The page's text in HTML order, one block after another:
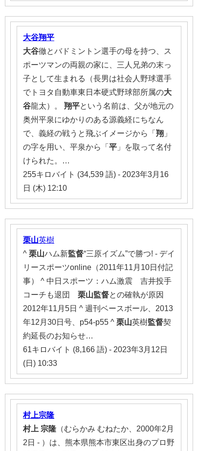
大谷翔平
大谷徹とバドミントン選手の母を持つ、ス
ポーツマンの両親の家に、三人兄弟の末っ
子として生まれる（長男は社会人野球選手
でトヨタ自動車東日本硬式野球部所属の大
谷龍太）。 翔平という名前は、父が地元の
奥州平泉にゆかりのある源義経にちなん
で、義経の戦うと飛ぶイメージから「 翔 」
の字を用い、平泉から「 平 」を取って名付
けられた。…
255キロバイト (34,539 語) - 2023年3月16
日 (木) 12:10
栗山英樹
^ 栗山ハム新監督“三原イズム”で勝つ! - デイ
リースポーツonline（2011年11月10日付記
事） ^ 中日スポーツ：ハム激震 吉井投手
コーチも退団 栗山監督との確執が原因
2012年11月5日 ^ 週刊ベースボール、2013
年12月30日号、p54-p55 ^ 栗山英樹監督契
約延長のお知らせ…
61キロバイト (8,166 語) - 2023年3月12日
(日) 10:33
村上宗隆
村上 宗隆 （むらかみ むねたか、2000年2月
2日 - ）は、熊本県熊本市東区出身のプロ野